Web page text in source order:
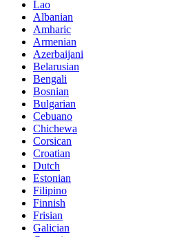
Lao
Albanian
Amharic
Armenian
Azerbaijani
Belarusian
Bengali
Bosnian
Bulgarian
Cebuano
Chichewa
Corsican
Croatian
Dutch
Estonian
Filipino
Finnish
Frisian
Galician